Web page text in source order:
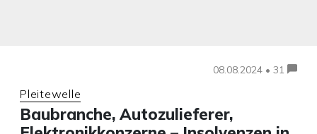
08.08.2024 • 31
Pleitewelle
Baubranche, Autozulieferer,